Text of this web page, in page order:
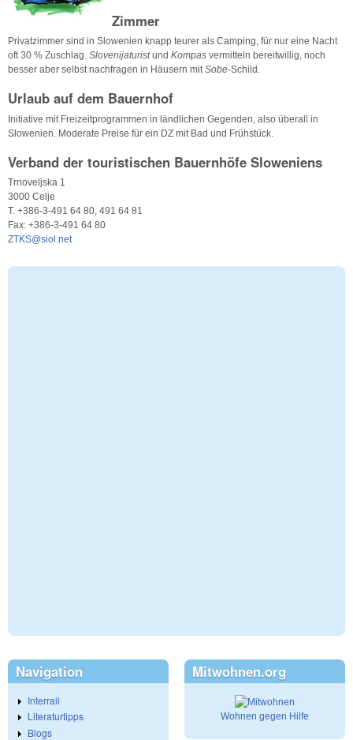
Zimmer
Privatzimmer sind in Slowenien knapp teurer als Camping, für nur eine Nacht
oft 30 % Zuschlag. Slovenijaturistund Kompas vermitteln bereitwillig, noch
besser aber selbst nachfragen in Häusern mitSobe-Schild.
Urlaub auf dem Bauernhof
Initiative mit Freizeitprogrammen in ländlichen Gegenden, also überall in
Slowenien. Moderate Preise für ein DZ mit Bad und Frühstück.
Verband der touristischen Bauernhöfe Sloweniens
Trnoveljska 1
3000 Celje
T. +386-3-491 64 80, 491 64 81
Fax: +386-3-491 64 80
ZTKS@siol.net
Navigation
Interrail
Literaturtipps
Blogs
Mitwohnen.org
Wohnen gegen Hilfe